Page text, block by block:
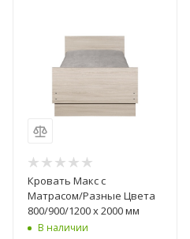
Кровать Макс с
Матрасом/Разные Цвета
800/900/1200 х 2000 мм
В наличии